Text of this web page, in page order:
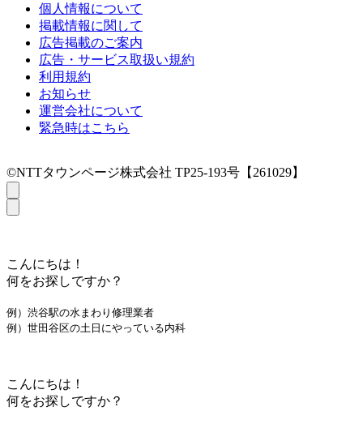
個人情報について
掲載情報に関して
広告掲載のご案内
広告・サービス取扱い規約
利用規約
お知らせ
運営会社について
緊急時はこちら
©NTTタウンページ株式会社 TP25-193号【261029】
こんにちは！
何をお探しですか？
例）渋谷駅の水まわり修理業者
例）世田谷区の土日にやっている内科
こんにちは！
何をお探しですか？